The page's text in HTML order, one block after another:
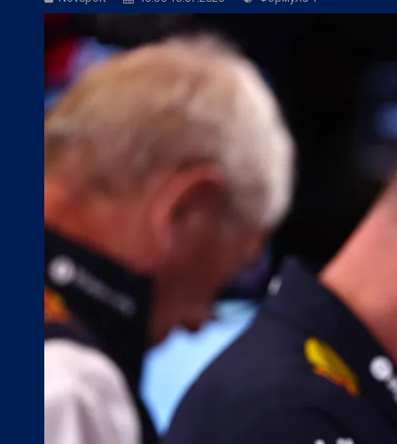
БГ Футбол:Веласкес: Очаква ни
Европейски футбол: Официално: